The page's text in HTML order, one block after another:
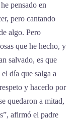
pensado en
pero cantando
algo. Pero
que he hecho, y
salvado, es que
día que salga a
y hacerlo por
quedaron a mitad,
afirmó el padre